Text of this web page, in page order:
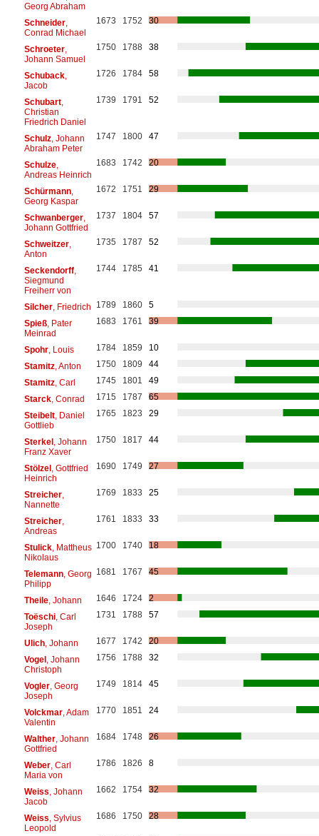
Georg Abraham
Schneider,
Conrad Michael
1673 1752 30
Schroeter,
Johann Samuel
1750 1788 38
Schuback,
Jacob
1726 1784 58
Schubart,
Christian
Friedrich Daniel
1739 1791 52
Schulz, Johann
Abraham Peter
1747 1800 47
Schulze,
Andreas Heinrich
1683 1742 20
Schürmann,
Georg Kaspar
1672 1751 29
Schwanberger,
Johann Gottfried
1737 1804 57
Schweitzer,
Anton
1735 1787 52
Seckendorff,
Siegmund
Freiherr von
1744 1785 41
Silcher, Friedrich 1789 1860
5
Spieß, Pater
Meinrad
1683 1761 39
Spohr, Louis 1784 1859
10
Stamitz, Anton 1750 1809
44
Stamitz, Carl 1745 1801
49
Starck, Conrad 1715 1787
65
Steibelt, Daniel
Gottlieb
1765 1823 29
Sterkel, Johann
Franz Xaver
1750 1817 44
Stölzel, Gottfried
Heinrich
1690 1749 27
Streicher,
Nannette
1769 1833 25
Streicher,
Andreas
1761 1833 33
Stulick, Mattheus
Nikolaus
1700 1740 18
Telemann, Georg
Philipp
1681 1767 45
Theile, Johann 1646 1724
2
Toëschi, Carl
Joseph
1731 1788 57
Ulich, Johann 1677 1742
20
Vogel, Johann
Christoph
1756 1788 32
Vogler, Georg
Joseph
1749 1814 45
Volckmar, Adam
Valentin
1770 1851 24
Walther, Johann
Gottfried
1684 1748 26
Weber, Carl
Maria von
1786 1826 8
Weiss , Johann
Jacob
1662 1754 32
Weiss , Sylvius
Leopold
1686 1750 28